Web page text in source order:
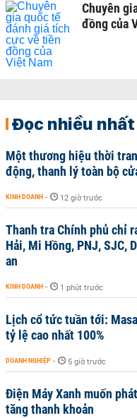
Chuyên
đồng của
Đọc nhiều nhất
Một thương hiệu thời
động, thanh lý toàn bộ
KINH DOANH - 12 giờ trước
Thanh tra Chính phủ chỉ
Hải, Mi Hồng, PNJ, SJC,
an
KINH DOANH - 1 phút trước
Lịch cổ tức tuần tới:
tỷ lệ cao nhất 100%
DOANH NGHIỆP - 5 giờ trước
Điện Máy Xanh muốn
tăng thanh khoản